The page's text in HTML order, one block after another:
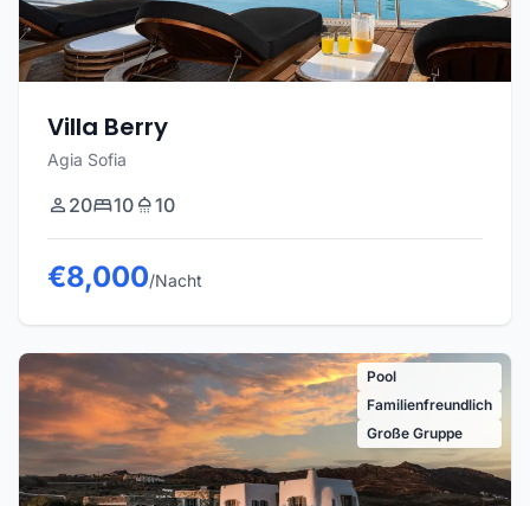
Villa Berry
Agia Sofia
20 10 10
€8,000/Nacht
Pool
Familienfreundlich
Große Gruppe